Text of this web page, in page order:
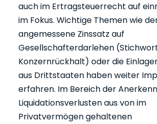
auch im Ertragsteuerrecht auf
im Fokus. Wichtige Themen wie
angemessene Zinssatz auf
Gesellschafterdarlehen
Konzernrückhalt) oder die
aus Drittstaaten haben weiter
erfahren. Im Bereich der
Liquidationsverlusten aus von im
Privatvermögen gehaltenen